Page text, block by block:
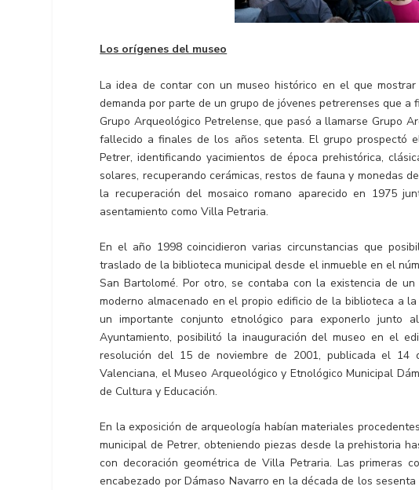
Los orígenes del museo
La idea de contar con un museo histórico en el que
demanda por parte de un grupo de jóvenes petrerenses que
Grupo Arqueológico Petrelense, que pasó a llamarse Grupo
fallecido a finales de los años setenta. El grupo prospectó
Petrer, identificando yacimientos de época prehistórica,
solares, recuperando cerámicas, restos de fauna y monedas
la recuperación del mosaico romano aparecido en 1975
asentamiento como Villa Petraria.
En el año 1998 coincidieron varias circunstancias que
traslado de la biblioteca municipal desde el inmueble en el
San Bartolomé. Por otro, se contaba con la existencia de
moderno almacenado en el propio edificio de la biblioteca a
un importante conjunto etnológico para exponerlo junto
Ayuntamiento, posibilitó la inauguración del museo en el
resolución del 15 de noviembre de 2001, publicada el
Valenciana, el Museo Arqueológico y Etnológico Municipal
de Cultura y Educación.
En la exposición de arqueología habían materiales
municipal de Petrer, obteniendo piezas desde la prehistoria
con decoración geométrica de Villa Petraria. Las primeras
encabezado por Dámaso Navarro en la década de los